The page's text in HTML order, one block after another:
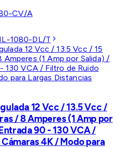
CV/A
1080-DL/T
12 Vcc / 13.5 Vcc /
/ 8 Amperes (1 Amp por
90 - 130 VCA /
4K / Modo para